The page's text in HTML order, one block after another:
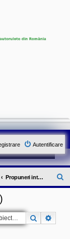
Autentificare
Propuneri intalniri 2024
ă
Căutare